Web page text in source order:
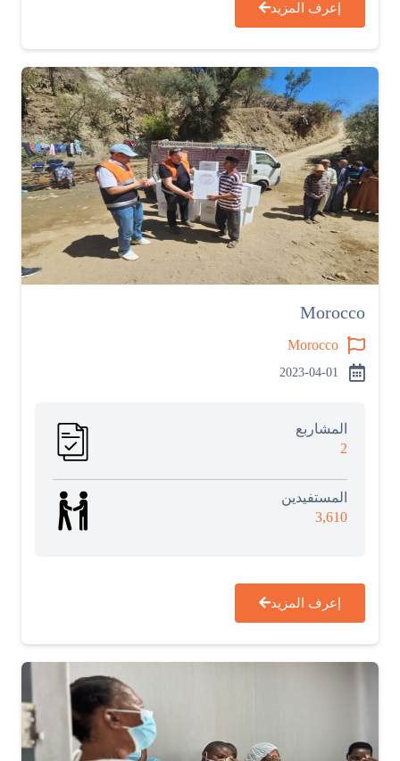
إعرف المزيد
Morocco
Morocco
2023-04-01
المشاربع
2
المستفيدين
3,610
إعرف المزيد